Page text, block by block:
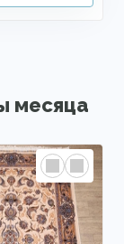
месяца